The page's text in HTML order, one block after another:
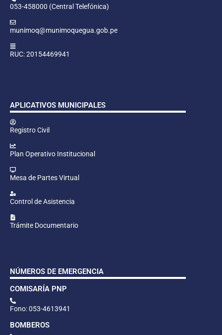
053-458000 (Central Telefónica)
munimoq@munimoquegua.gob.pe
RUC: 20154469941
APLICATIVOS MUNICIPALES
Registro Civil
Plan Operativo Institucional
Mesa de Partes Virtual
Control de Asistencia
Trámite Documentario
NÚMEROS DE EMERGENCIA
COMISARÍA PNP
Fono: 053-4613941
BOMBEROS